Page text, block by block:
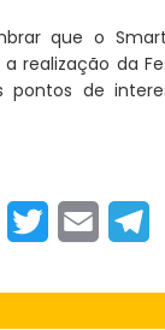
que o
realização da
de
Messenger
Twitter Email